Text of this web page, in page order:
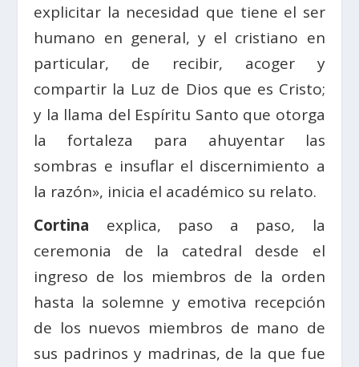
explicitar la necesidad que tiene el ser
humano en general, y el cristiano en
particular, de recibir, acoger y
compartir la Luz de Dios que es Cristo;
y la llama del Espíritu Santo que otorga
la fortaleza para ahuyentar las
sombras e insuflar el discernimiento a
la razón», inicia el académico su relato.
Cortina explica, paso a paso, la
ceremonia de la catedral desde el
ingreso de los miembros de la orden
hasta la solemne y emotiva recepción
de los nuevos miembros de mano de
sus padrinos y madrinas, de la que fue